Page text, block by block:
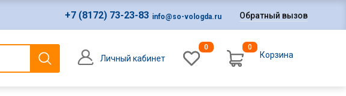
+7 (8172) 73-23-83 info@so-vologda.ru Обратный вызов
Личный кабинет
0 0
Корзина